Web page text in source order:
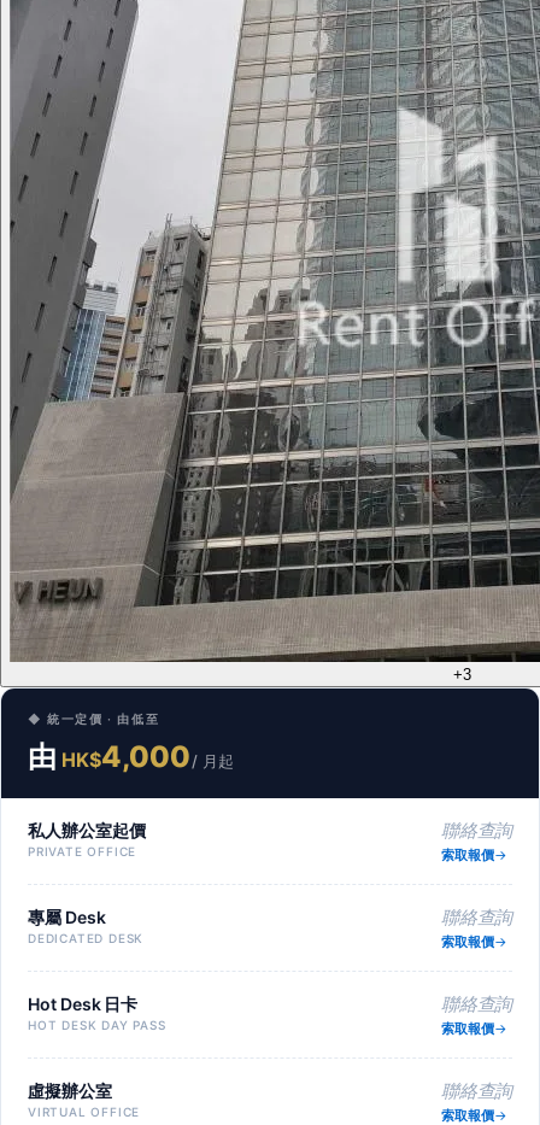
+3
◆ 統一定價 · 由低至
由 HK$4,000/ 月起
私人辦公室起價
PRIVATE OFFICE
聯絡查詢
索取報價
專屬 Desk
DEDICATED DESK
聯絡查詢
索取報價
Hot Desk 日卡
HOT DESK DAY PASS
聯絡查詢
索取報價
虛擬辦公室
VIRTUAL OFFICE
聯絡查詢
索取報價